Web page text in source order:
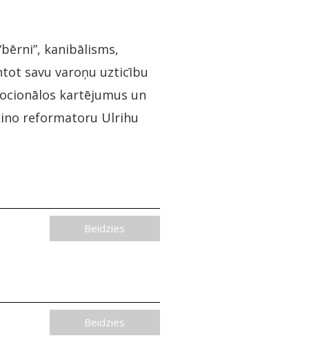
kanibālisms,
savu varoņu uzticību
kartējumus un
reformatoru Ulrihu
Beidzies
Beidzies